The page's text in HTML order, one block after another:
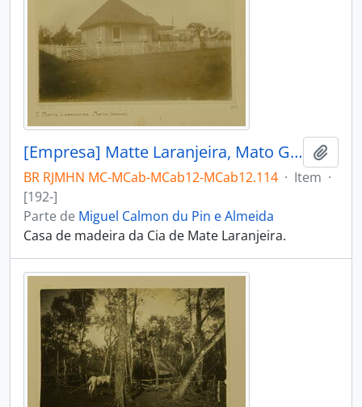
[Empresa] Matte Laranjeira, Mato Grosso
BR RJMHN MC-MCab-MCab12-MCab12.114 · Item ·
[192-]
Parte de Miguel Calmon du Pin e Almeida
Casa de madeira da Cia de Mate Laranjeira.